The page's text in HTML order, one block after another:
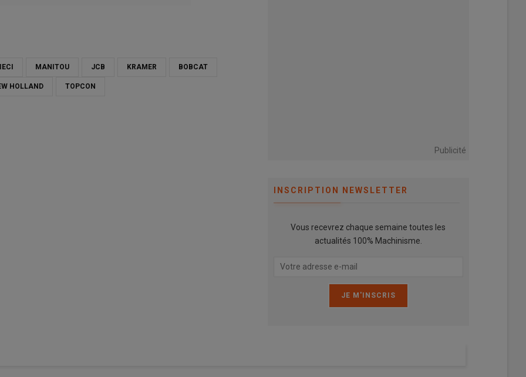
l’avancement de la machine, les
MANITOU JCB KRAMER BOBCAT
HOLLAND TOPCON
Publicité
INSCRIPTION NEWSLETTER
Vous recevrez chaque semaine toutes les
actualités 100% Machinisme.